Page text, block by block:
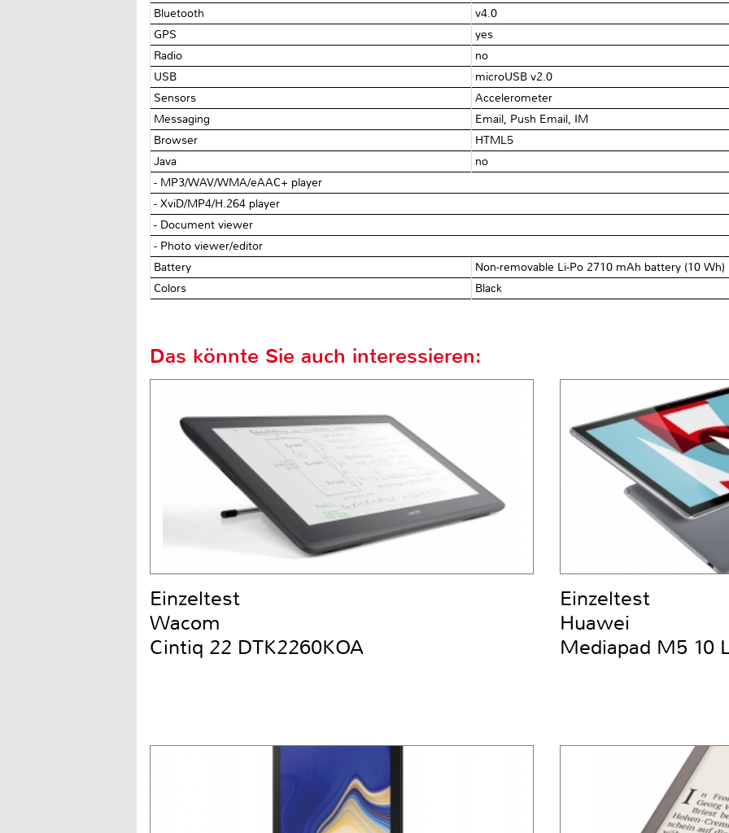
Bluetooth
v4.0
GPS
yes
Radio
no
USB
microUSB v2.0
Sensors
Accelerometer
Messaging
Email, Push Email, IM
Browser
HTML5
Java
no
- MP3/WAV/WMA/eAAC+ player
- XviD/MP4/H.264 player
- Document viewer
- Photo viewer/editor
Battery
Non-removable Li-Po 2710 mAh battery (10 Wh)
Colors
Black
Das könnte Sie auch interessieren:
Einzeltest
Wacom
Cintiq 22 DTK2260KOA
Einzeltest
Huawei
Mediapad M5 10